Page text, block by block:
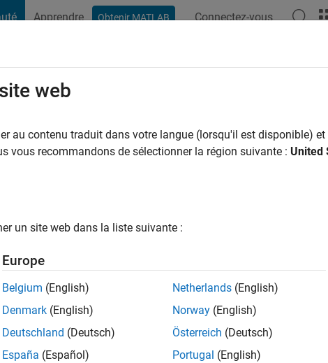
Apprendre Obtenir MATLAB Connectez-vous
ans il y a|Actif depuis 2023
0
web
au contenu traduit dans votre langue (lorsqu'il est disponible)
vous recommandons de sélectionner la région suivante : United
un site web dans la liste suivante :
Europe
Belgium (English)
Denmark (English)
Deutschland (Deutsch)
España (Español)
Netherlands (English)
Norway (English)
Österreich (Deutsch)
Portugal (English)